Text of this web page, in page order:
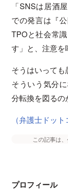
「SNSは居酒
での発言は『
TPOと社会常
す」と、注意を
そうはいっても
そういう気分
分転換を図るの
（弁護士ドッ
この記事は
プロフィール